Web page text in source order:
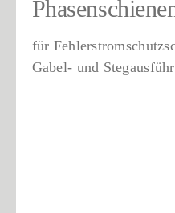
für
Gabel- und